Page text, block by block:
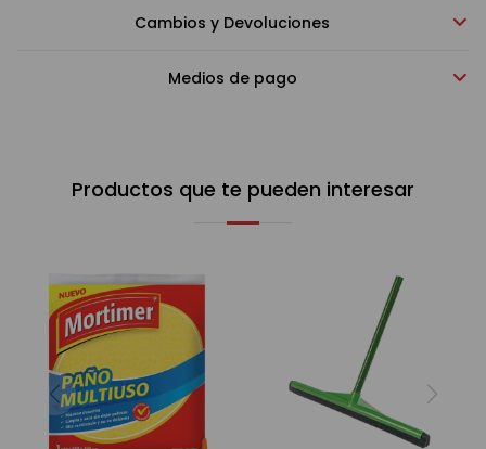
Cambios y Devoluciones
Medios de pago
Productos que te pueden interesar
Cuidado personal